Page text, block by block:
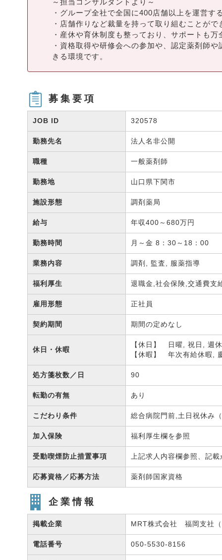
・グループ全社で全国に400店舗以上を運営す
・店舗作りなど裁量を持って取り組むことが
・産休や育休制度も整っており、サポートも万
・資格取得や研修会への参加や、認定薬剤師
きる環境です。
募集要項
JOB ID 320578
勤務先名 法人名非公開
職種 一般薬剤師
勤務地 山口県下関市
施設形態 調剤薬局
給与 年収400～680万円
勤務時間 月～金 8：30～18：00
業務内容 調剤, 監査, 服薬指導
福利厚生 退職金,社会保険,交通費支
雇用形態 正社員
契約期間 期間の定めなし
休日・休暇
【休日】 日曜, 祝日, 週
【休暇】 年次有給休暇,
処方箋枚数／日 90
転勤の有無 あり
こだわり条件 総合病院門前,土日祝休み
加入保険 福利厚生欄を参照
受動喫煙防止措置事項 上記求人内容欄参照、記
応募資格／応募方法 薬剤師国家資格
企業情報
掲載企業 MRT株式会社 福岡支社
電話番号 050-5530-8156